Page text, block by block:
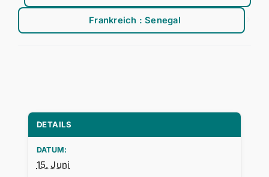
Frankreich : Senegal
DETAILS
DATUM:
15. Juni